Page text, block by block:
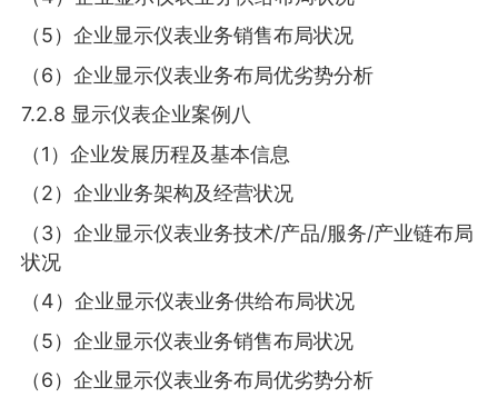
（5）企业显示仪表业务销售布局状况
（6）企业显示仪表业务布局优劣势分析
7.2.8 显示仪表企业案例八
（1）企业发展历程及基本信息
（2）企业业务架构及经营状况
（3）企业显示仪表业务技术/产品/服务/产业链布局
状况
（4）企业显示仪表业务供给布局状况
（5）企业显示仪表业务销售布局状况
（6）企业显示仪表业务布局优劣势分析